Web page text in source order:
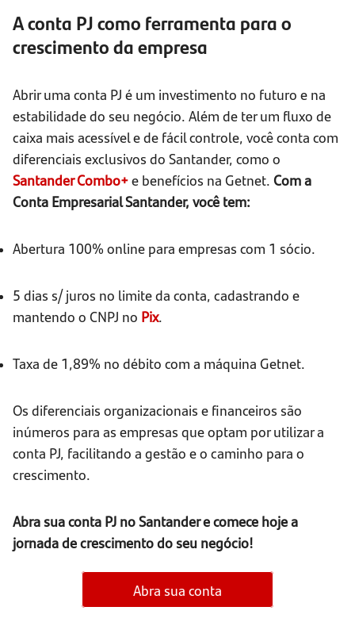
A conta PJ como ferramenta para o
crescimento da empresa
Abrir uma conta PJ é um investimento no futuro e na
estabilidade do seu negócio. Além de ter um fluxo de
caixa mais acessível e de fácil controle, você conta com
diferenciais exclusivos do Santander, como o
Santander Combo+e benefícios na Getnet. Com a
Conta Empresarial Santander, você tem:
Abertura 100% online para empresas com 1 sócio.
5 dias s/ juros no limite da conta, cadastrando e
mantendo o CNPJ no Pix.
Taxa de 1,89% no débito com a máquina Getnet.
Os diferenciais organizacionais e financeiros são
inúmeros para as empresas que optam por utilizar a
conta PJ, facilitando a gestão e o caminho para o
crescimento.
Abra sua conta PJ no Santander e comece hoje a
jornada de crescimento do seu negócio!
Abra sua conta